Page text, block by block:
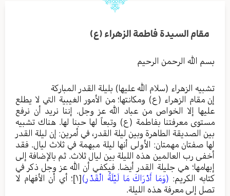
مقام السيدة فاطمة الزهراء (ع)
بسم الله الرحمن الرحيم
تشبيه الزهراء (سلام الله عليها) بليلة القدر المباركة
إن مقام الزهراء (ع) ومكانتها؛ من الأمور الغيبية التي لا يطلع
عليها إلا الخواص من عباد الله عز وجل. إننا نريد أن نرفع
مستوى معرفتنا بفاطمة (ع) وتبعاً لها حبنا لها. هناك تشبيه
بين الصديقة الطاهرة وبين ليلة القدر، في أمرين: إن ليلة القدر
لها صفتان مهمتان: الأولى أنها ليلة مبهمة في ثلاث ليال. فقد
أخفى رب العالمين هذه الليلة بين ليال ثلاث. ثم بالإضافة إلى
إبهامها؛ هي جليلة القدر أيضا. فيكفي أن الله عز وجل ذكر في
كتابه الكريم: (وَمَا أَدْرَاكَ مَا لَيْلَةُ الْقَدْرِ)[١]
؛ أي أن الأفهام لا
تصل إلى معرفة هذه الليلة.